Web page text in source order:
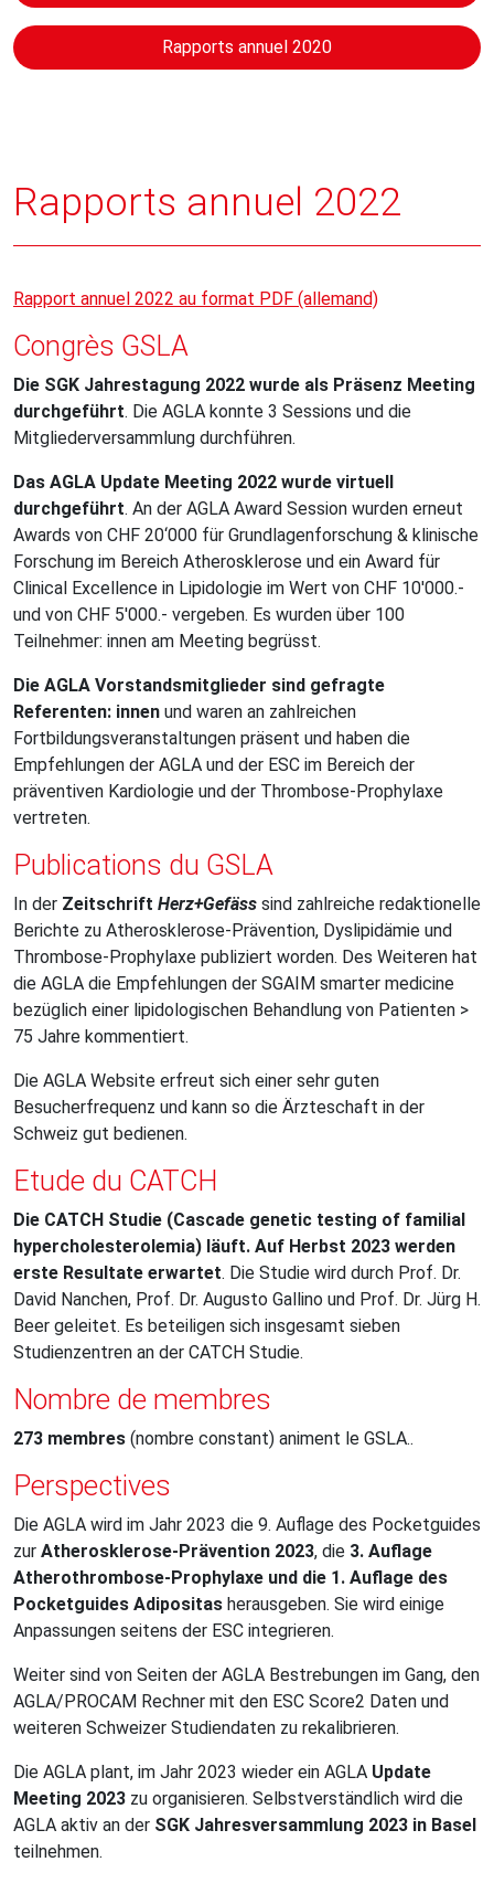
Rapports annuel 2020
Rapports annuel 2022
Rapport annuel 2022 au format PDF (allemand)
Congrès GSLA
Die SGK Jahrestagung 2022 wurde als Präsenz Meeting
durchgeführt. Die AGLA konnte 3 Sessions und die
Mitgliederversammlung durchführen.
Das AGLA Update Meeting 2022 wurde virtuell
durchgeführt. An der AGLA Award Session wurden erneut
Awards von CHF 20‘000 für Grundlagenforschung & klinische
Forschung im Bereich Atherosklerose und ein Award für
Clinical Excellence in Lipidologie im Wert von CHF 10'000.-
und von CHF 5'000.- vergeben. Es wurden über 100
Teilnehmer: innen am Meeting begrüsst.
Die AGLA Vorstandsmitglieder sind gefragte
Referenten: innen und waren an zahlreichen
Fortbildungsveranstaltungen präsent und haben die
Empfehlungen der AGLA und der ESC im Bereich der
präventiven Kardiologie und der Thrombose-Prophylaxe
vertreten.
Publications du GSLA
In der Zeitschrift Herz+Gefäss sind zahlreiche redaktionelle
Berichte zu Atherosklerose-Prävention, Dyslipidämie und
Thrombose-Prophylaxe publiziert worden. Des Weiteren hat
die AGLA die Empfehlungen der SGAIM smarter medicine
bezüglich einer lipidologischen Behandlung von Patienten >
75 Jahre kommentiert.
Die AGLA Website erfreut sich einer sehr guten
Besucherfrequenz und kann so die Ärzteschaft in der
Schweiz gut bedienen.
Etude du CATCH
Die CATCH Studie (Cascade genetic testing of familial
hypercholesterolemia) läuft. Auf Herbst 2023 werden
erste Resultate erwartet. Die Studie wird durch Prof. Dr.
David Nanchen, Prof. Dr. Augusto Gallino und Prof. Dr. Jürg H.
Beer geleitet. Es beteiligen sich insgesamt sieben
Studienzentren an der CATCH Studie.
Nombre de membres
273 membres (nombre constant) animent le GSLA..
Perspectives
Die AGLA wird im Jahr 2023 die 9. Auflage des Pocketguides
zur Atherosklerose-Prävention 2023, die 3. Auflage
Atherothrombose-Prophylaxe und die 1. Auflage des
Pocketguides Adipositas herausgeben. Sie wird einige
Anpassungen seitens der ESC integrieren.
Weiter sind von Seiten der AGLA Bestrebungen im Gang, den
AGLA/PROCAM Rechner mit den ESC Score2 Daten und
weiteren Schweizer Studiendaten zu rekalibrieren.
Die AGLA plant, im Jahr 2023 wieder ein AGLA Update
Meeting 2023 zu organisieren. Selbstverständlich wird die
AGLA aktiv an der SGK Jahresversammlung 2023 in Basel
teilnehmen.